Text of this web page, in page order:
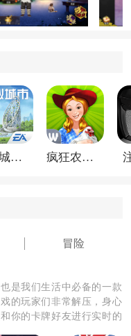
使用背包内的进阶材
的副本，通过刷本来
，十分考验玩家在游
模拟城市我是巿长联机版 疯狂农场3美国派19
冒险
是我们生活中必备的一款
的玩家们非常解压，身心
你的卡牌好友进行实时的